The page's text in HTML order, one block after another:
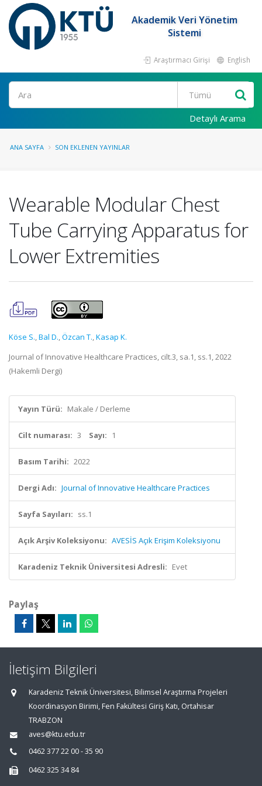
Akademik Veri Yönetim
Sistemi
Araştırmacı Girişi English
Ara
Detaylı Arama
ANA SAYFA SON EKLENEN YAYINLAR
Wearable Modular Chest
Tube Carrying Apparatus for
Lower Extremities
Köse S.,Bal D.,Özcan T.,Kasap K.
Journal of Innovative Healthcare Practices, cilt.3, sa.1, ss.1, 2022
(Hakemli Dergi)
Yayın Türü: Makale / Derleme
Cilt numarası: 3 Sayı: 1
Basım Tarihi: 2022
Dergi Adı: Journal of Innovative Healthcare Practices
Sayfa Sayıları: ss.1
Açık Arşiv Koleksiyonu: AVESİS Açık Erişim Koleksiyonu
Karadeniz Teknik Üniversitesi Adresli: Evet
Paylaş
İletişim Bilgileri
Karadeniz Teknik Üniversitesi, Bilimsel Araştırma Projeleri
Koordinasyon Birimi, Fen Fakültesi Giriş Katı, Ortahisar
TRABZON
aves@ktu.edu.tr
0462 377 22 00 - 35 90
0462 325 34 84